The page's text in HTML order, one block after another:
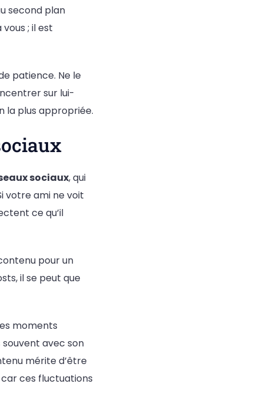
second plan
; il est
patience. Ne le
sur lui-
la plus appropriée.
sociaux, qui
votre ami ne voit
ce qu’il
pour un
il se peut que
moments
avec son
mérite d’être
ces fluctuations